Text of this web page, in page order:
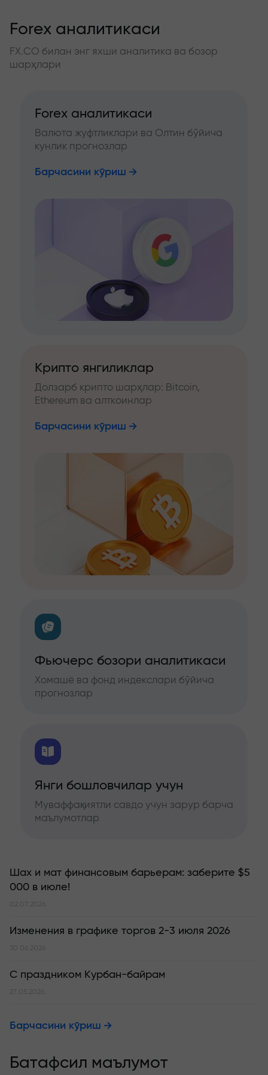
Forex аналитикаси
FX.CO билан энг яхши аналитика ва бозор
шарҳлари
Forex аналитикаси
Валюта жуфтликлари ва Олтин бўйича
кунлик прогнозлар
Барчасини кўриш
Крипто янгиликлар
Долзарб крипто шарҳлар: Bitcoin,
Ethereum ва алткоинлар
Барчасини кўриш
Фьючерс бозори аналитикаси
Хомашё ва фонд индекслари бўйича
прогнозлар
Янги бошловчилар учун
Муваффақиятли савдо учун зарур барча
маълумотлар
Шах и мат финансовым барьерам: заберите $5
000 в июле!
02.07.2026
Изменения в графике торгов 2-3 июля 2026
30.06.2026
С праздником Курбан-байрам
27.05.2026
Барчасини кўриш
Батафсил маълумот